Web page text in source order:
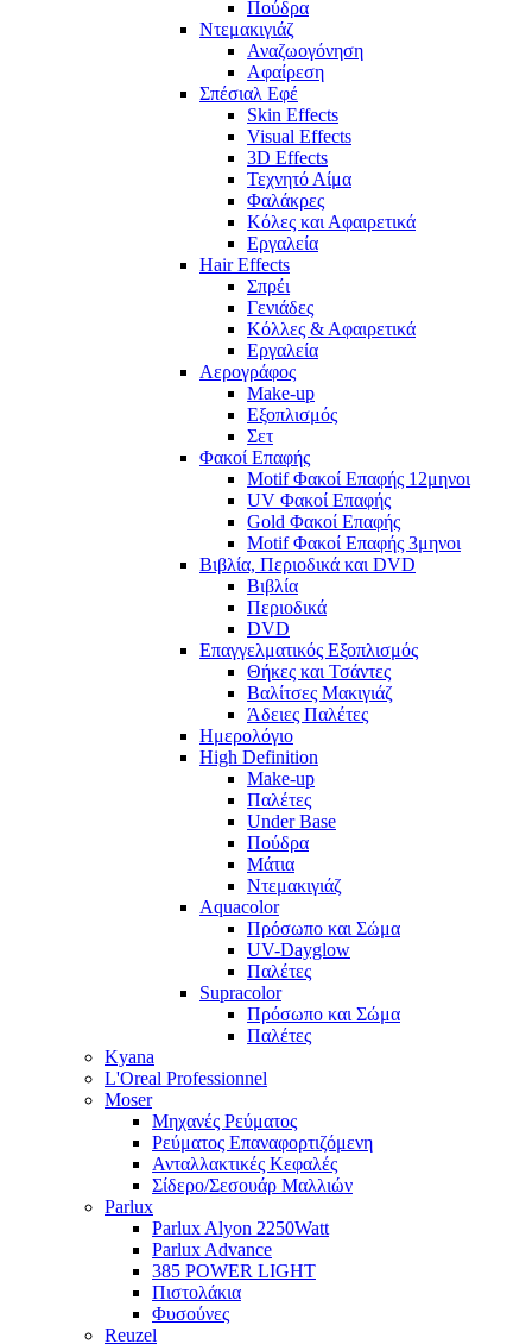
Πούδρα
Ντεμακιγιάζ
Αναζωογόνηση
Αφαίρεση
Σπέσιαλ Εφέ
Skin Effects
Visual Effects
3D Effects
Τεχνητό Αίμα
Φαλάκρες
Κόλες και Αφαιρετικά
Εργαλεία
Hair Effects
Σπρέι
Γενιάδες
Κόλλες & Αφαιρετικά
Εργαλεία
Αερογράφος
Make-up
Εξοπλισμός
Σετ
Φακοί Επαφής
Motif Φακοί Επαφής 12μηνοι
UV Φακοί Επαφής
Gold Φακοί Επαφής
Motif Φακοί Επαφής 3μηνοι
Βιβλία, Περιοδικά και DVD
Βιβλία
Περιοδικά
DVD
Επαγγελματικός Εξοπλισμός
Θήκες και Τσάντες
Βαλίτσες Μακιγιάζ
Άδειες Παλέτες
Ημερολόγιο
High Definition
Make-up
Παλέτες
Under Base
Πούδρα
Μάτια
Ντεμακιγιάζ
Aquacolor
Πρόσωπο και Σώμα
UV-Dayglow
Παλέτες
Supracolor
Πρόσωπο και Σώμα
Παλέτες
Kyana
L'Oreal Professionnel
Moser
Μηχανές Ρεύματος
Ρεύματος Επαναφορτιζόμενη
Ανταλλακτικές Κεφαλές
Σίδερο/Σεσουάρ Μαλλιών
Parlux
Parlux Alyon 2250Watt
Parlux Advance
385 POWER LIGHT
Πιστολάκια
Φυσούνες
Reuzel